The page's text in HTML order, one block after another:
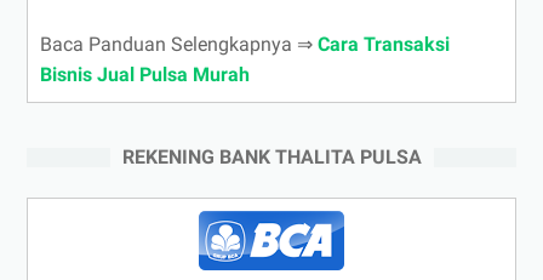
Baca Panduan Selengkapnya ⇒ Cara Transaksi
Bisnis Jual Pulsa Murah
REKENING BANK THALITA PULSA